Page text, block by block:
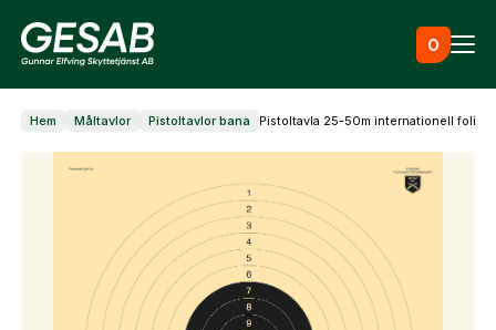
0
Ammunition
Utrustning
Jaktkläder & skor
Hem Måltavlor Pistoltavlor bana Pistoltavla 25-50m internationell